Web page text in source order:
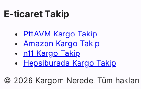
E-ticaret Takip
PttAVM Kargo Takip
Amazon Kargo Takip
n11 Kargo Takip
Hepsiburada Kargo Takip
© 2026 Kargom Nerede. Tüm hakları